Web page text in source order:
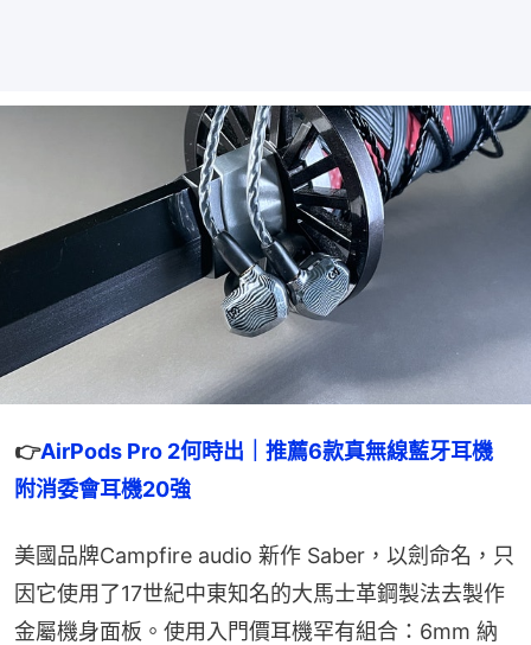
👉AirPods Pro 2何時出｜推薦6款真無線藍牙耳機
附消委會耳機20強
美國品牌Campfire audio 新作 Saber，以劍命名，只
因它使用了17世紀中東知名的大馬士革鋼製法去製作
金屬機身面板。使用入門價耳機罕有組合：6mm 納